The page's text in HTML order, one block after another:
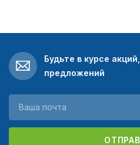
Будьте в курсе
предложений